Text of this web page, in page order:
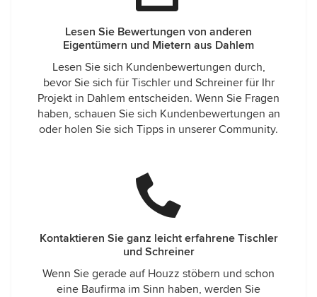
Lesen Sie Bewertungen von anderen
Eigentümern und Mietern aus Dahlem
Lesen Sie sich Kundenbewertungen durch,
bevor Sie sich für Tischler und Schreiner für Ihr
Projekt in Dahlem entscheiden. Wenn Sie Fragen
haben, schauen Sie sich Kundenbewertungen an
oder holen Sie sich Tipps in unserer Community.
Kontaktieren Sie ganz leicht erfahrene Tischler
und Schreiner
Wenn Sie gerade auf Houzz stöbern und schon
eine Baufirma im Sinn haben, werden Sie